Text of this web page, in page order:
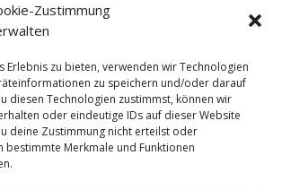
Zustimmung
Erlebnis zu bieten, verwenden wir Technologien
zu speichern und/oder darauf
diesen Technologien zustimmst, können wir
oder eindeutige IDs auf dieser Website
deine Zustimmung nicht erteilst oder
bestimmte Merkmale und Funktionen
BYC-Messe
Promiplus
imOffice